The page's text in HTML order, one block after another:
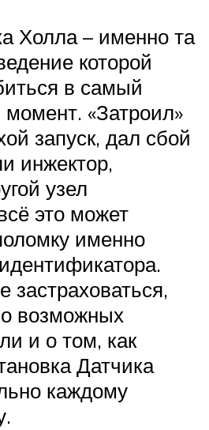
Холла – именно та
которой
в самый
«Затроил»
запуск, дал сбой
инжектор,
узел
это может
именно
застраховаться,
о возможных
и о том, как
Датчика
каждому